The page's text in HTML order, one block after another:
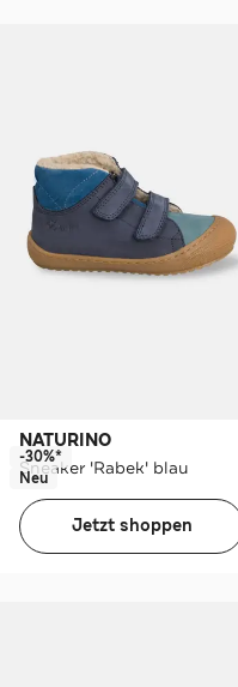
NATURINO
Sneaker 'Rabek' blau
-30%*
Neu
Jetzt shoppen